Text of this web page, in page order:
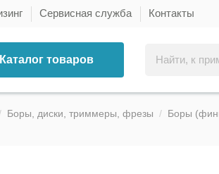
Сервисная служба Контакты
Каталог товаров
Боры, диски, триммеры, фрезы Боры